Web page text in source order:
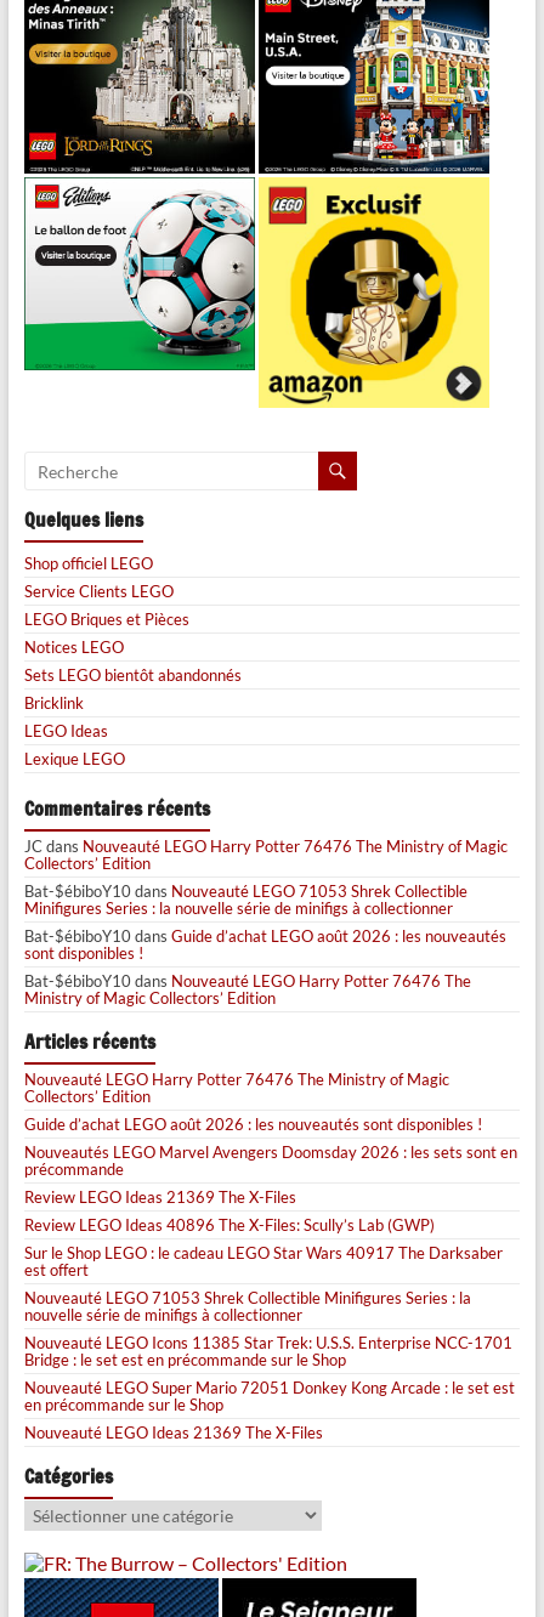
Quelques liens
Shop officiel LEGO
Service Clients LEGO
LEGO Briques et Pièces
Notices LEGO
Sets LEGO bientôt abandonnés
Bricklink
LEGO Ideas
Lexique LEGO
Commentaires récents
JCdans Nouveauté LEGO Harry Potter 76476 The Ministry of Magic
Collectors’ Edition
Bat-$ébiboY10dans Nouveauté LEGO 71053 Shrek Collectible
Minifigures Series : la nouvelle série de minifigs à collectionner
Bat-$ébiboY10dans Guide d’achat LEGO août 2026 : les nouveautés
sont disponibles !
Bat-$ébiboY10dans Nouveauté LEGO Harry Potter 76476 The
Ministry of Magic Collectors’ Edition
Articles récents
Nouveauté LEGO Harry Potter 76476 The Ministry of Magic
Collectors’ Edition
Guide d’achat LEGO août 2026 : les nouveautés sont disponibles !
Nouveautés LEGO Marvel Avengers Doomsday 2026 : les sets sont en
précommande
Review LEGO Ideas 21369 The X-Files
Review LEGO Ideas 40896 The X-Files: Scully’s Lab (GWP)
Sur le Shop LEGO : le cadeau LEGO Star Wars 40917 The Darksaber
est offert
Nouveauté LEGO 71053 Shrek Collectible Minifigures Series : la
nouvelle série de minifigs à collectionner
Nouveauté LEGO Icons 11385 Star Trek: U.S.S. Enterprise NCC-1701
Bridge : le set est en précommande sur le Shop
Nouveauté LEGO Super Mario 72051 Donkey Kong Arcade : le set est
en précommande sur le Shop
Nouveauté LEGO Ideas 21369 The X-Files
Catégories
Catégories